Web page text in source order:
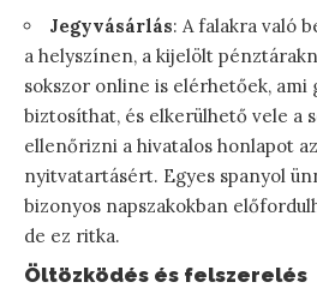
Jegyvásárlás: A falakra való
a helyszínen, a kijelölt
sokszor online is elérhetőek, ami
biztosíthat, és elkerülhető vele a
ellenőrizni a hivatalos honlapot
nyitvatartásért. Egyes spanyol
bizonyos napszakokban
de ez ritka.
Öltözködés és felszerelés